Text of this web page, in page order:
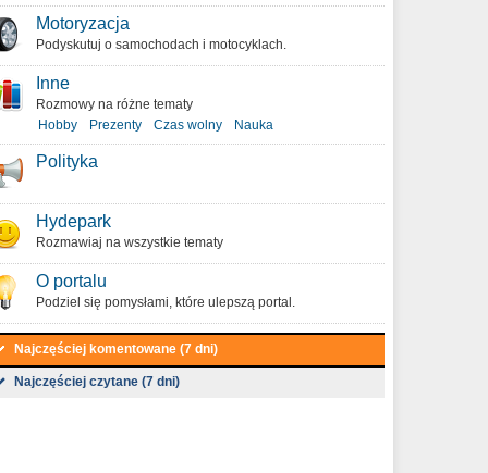
Motoryzacja
Podyskutuj o samochodach i motocyklach.
Inne
Rozmowy na różne tematy
Hobby
Prezenty Czas wolny Nauka
Polityka
Hydepark
Rozmawiaj na wszystkie tematy
O portalu
Podziel się pomysłami, które ulepszą portal.
Najczęściej komentowane (7 dni)
Najczęściej czytane (7 dni)